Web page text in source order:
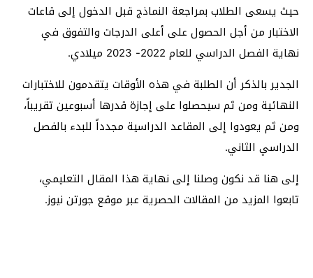
حيث يسعى الطلاب بمراجعة النماذج قبل الدخول إلى قاعات
الاختبار من أجل الحصول على أعلى الدرجات والتفوق في
نهاية الفصل الدراسي للعام 2022- 2023 ميلادي.
الجدير بالذكر أن الطلبة في هذه الأوقات يتقدمون للاختبارات
النهائية ومن ثم سيحصلوا على إجازة قدرها أسبوعين تقريباً،
ومن ثم يعودوا إلى المقاعد الدراسية مجدداً للبدء بالفصل
الدراسي الثاني.
إلى هنا قد نكون وصلنا إلى نهاية هذا المقال التعليمي،
تابعوا المزيد من المقالات الحصرية عبر موقع جورتن نيوز.